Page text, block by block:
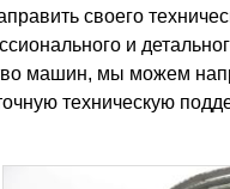
своего
и
машин, мы можем
техническую